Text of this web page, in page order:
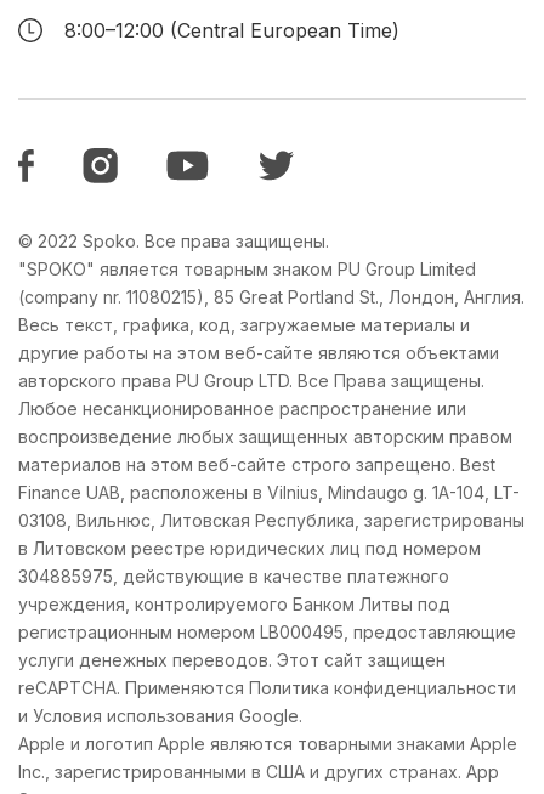
8:00–12:00 (Central European Time)
© 2022 Spoko. Все права защищены.
"SPOKO" является товарным знаком PU Group Limited
(company nr. 11080215), 85 Great Portland St., Лондон, Англия.
Весь текст, графика, код, загружаемые материалы и
другие работы на этом веб-сайте являются объектами
авторского права PU Group LTD. Все Права защищены.
Любое несанкционированное распространение или
воспроизведение любых защищенных авторским правом
материалов на этом веб-сайте строго запрещено. Best
Finance UAB, расположены в Vilnius, Mindaugo g. 1A-104, LT-
03108, Вильнюс, Литовская Республика, зарегистрированы
в Литовском реестре юридических лиц под номером
304885975, действующие в качестве платежного
учреждения, контролируемого Банком Литвы под
регистрационным номером LB000495, предоставляющие
услуги денежных переводов. Этот сайт защищен
reCAPTCHA. Применяются Политика конфиденциальности
и Условия использования Google.
Apple и логотип Apple являются товарными знаками Apple
Inc., зарегистрированными в США и других странах. App